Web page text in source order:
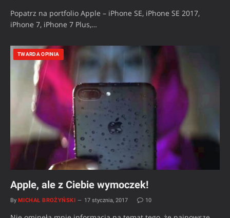
Popatrz na portfolio Apple – iPhone SE, iPhone SE 2017,
iPhone 7, iPhone 7 Plus,…
TWARDA OPINIA
Apple, ale z Ciebie wymoczek!
By MICHAŁ BROŻYŃSKI 17 stycznia, 2017 10